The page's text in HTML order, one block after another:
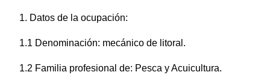
1. Datos de la ocupación:
1.1 Denominación: mecánico de litoral.
1.2 Familia profesional de: Pesca y Acuicultura.